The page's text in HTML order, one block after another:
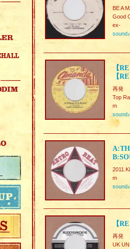
BE A
Good
ex-
sound♪
【
【
再発
Top
m
sound♪
m
sound♪
【
再発
UK